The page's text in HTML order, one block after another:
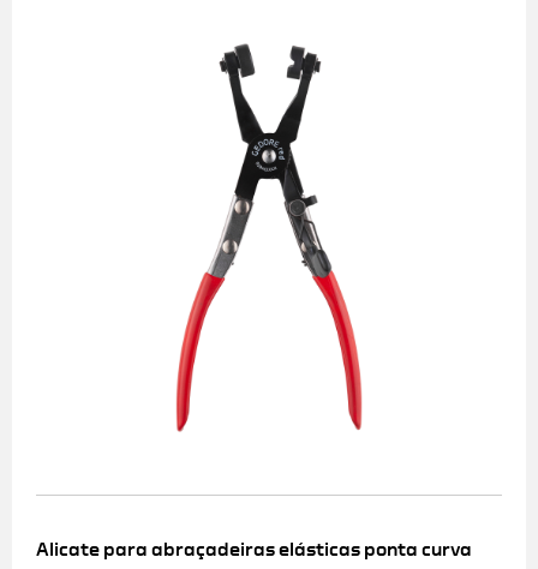
Alicate para abraçadeiras elásticas ponta curva